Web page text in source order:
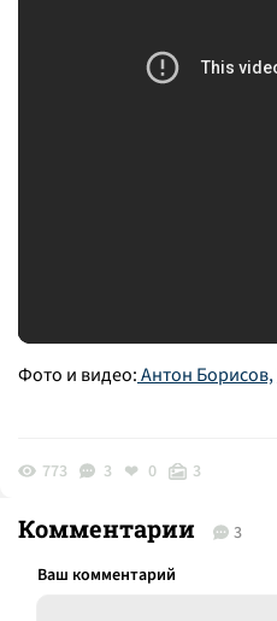
Фото и видео:Антон Борисов,
773 3 0 3
Комментарии 3